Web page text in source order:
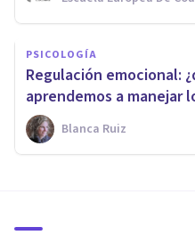
PSICOLOGÍA
Regulación emocional:
aprendemos a manejar
Blanca Ruiz